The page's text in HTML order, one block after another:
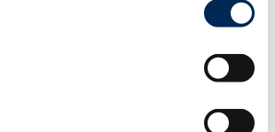
in België vestigen of personeel aannemen?
in Nederland vestigen of personeel aannemen?